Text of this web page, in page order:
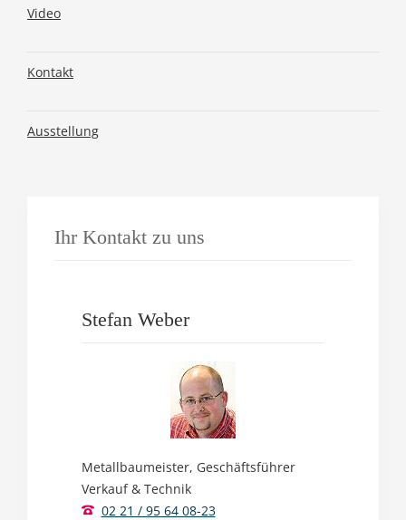
Video
Kontakt
Ausstellung
Ihr Kontakt zu uns
Stefan Weber
Metallbaumeister, Geschäftsführer
Verkauf & Technik
02 21 / 95 64 08-23